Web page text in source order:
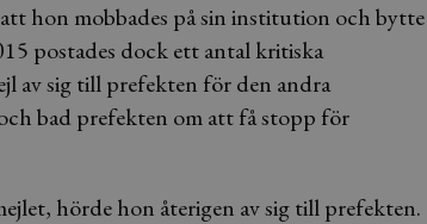
hon mobbades på sin institution och bytte
postades dock ett antal kritiska
av sig till prefekten för den andra
bad prefekten om att få stopp för
hörde hon återigen av sig till prefekten.